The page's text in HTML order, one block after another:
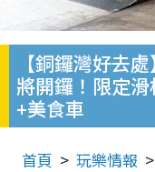
【銅鑼灣好去
將開鑼！限定
+美食車
首頁 玩樂情報